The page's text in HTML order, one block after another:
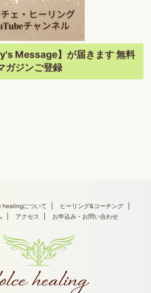
Message】が届きます 無料
ガジンご登録
healingについて
ヒーリング&コーチング
アクセス お申込み・お問い合わせ